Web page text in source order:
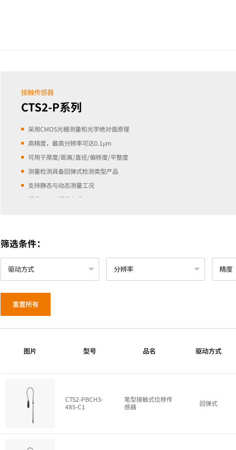
接触传感器
CTS2-P系列
采用CMOS光栅测量和光学绝对值原理
高精度，最高分辨率可达0.1μm
可用于厚度/距离/直径/偏移度/平整度
测量检测具备回弹式检测类型产品
支持静态与动态测量工况
采用RS485通讯方式
筛选条件：
重置所有
图片 型号 品名 驱动方式
CTS2-PBCH3-
485-C1
笔型接触式位移传
感器
回弹式